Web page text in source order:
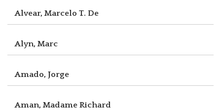
Alvear, Marcelo T. De
Alyn, Marc
Amado, Jorge
Aman, Madame Richard